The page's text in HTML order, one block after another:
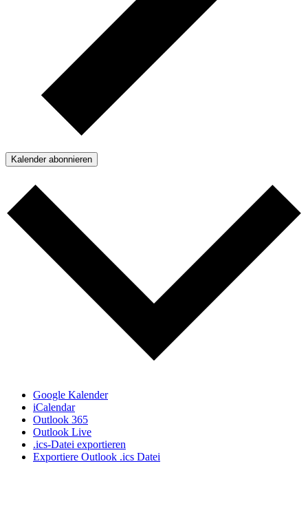
Kalender abonnieren
Google Kalender
iCalendar
Outlook 365
Outlook Live
.ics-Datei exportieren
Exportiere Outlook .ics Datei